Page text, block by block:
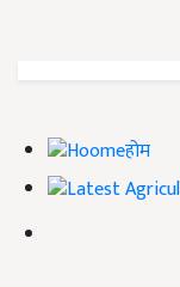
होम